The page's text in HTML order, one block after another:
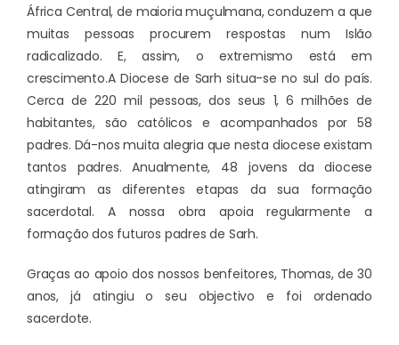
África Central, de maioria muçulmana, conduzem a que
muitas pessoas procurem respostas num Islão
radicalizado. E, assim, o extremismo está em
crescimento.A Diocese de Sarh situa-se no sul do país.
Cerca de 220 mil pessoas, dos seus 1, 6 milhões de
habitantes, são católicos e acompanhados por 58
padres. Dá-nos muita alegria que nesta diocese existam
tantos padres. Anualmente, 48 jovens da diocese
atingiram as diferentes etapas da sua formação
sacerdotal. A nossa obra apoia regularmente a
formação dos futuros padres de Sarh.
Graças ao apoio dos nossos benfeitores, Thomas, de 30
anos, já atingiu o seu objectivo e foi ordenado
sacerdote.